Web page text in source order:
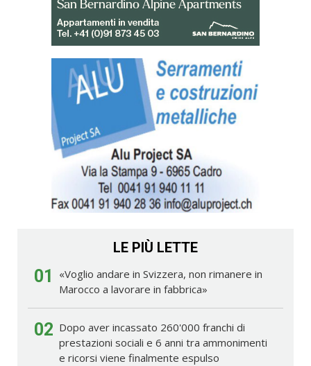
LE PIÙ LETTE
01
«Voglio andare in Svizzera, non rimanere in
Marocco a lavorare in fabbrica»
02 Dopo aver incassato 260'000 franchi di
prestazioni sociali e 6 anni tra ammonimenti
e ricorsi viene finalmente espulso